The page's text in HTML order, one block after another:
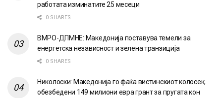
работата изминатите 25 месеци
0 SHARES
ВМРО-ДПМНЕ: Македонија поставува темели за
енергетска независност и зелена транзиција
0 SHARES
Николоски: Македонија го фаќа вистинскиот колосек,
обезбедени 149 милиони евра грант за пругата кон